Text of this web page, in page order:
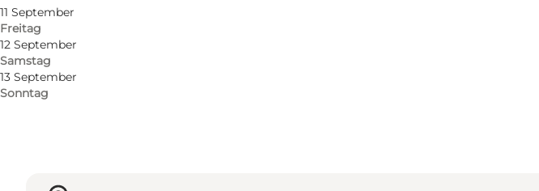
11 September
Freitag
12 September
Samstag
13 September
Sonntag
Website besuchen
Freunde, Mein Partner